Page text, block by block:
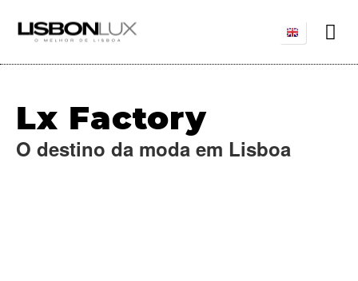
Lx Factory
O destino da moda em Lisboa